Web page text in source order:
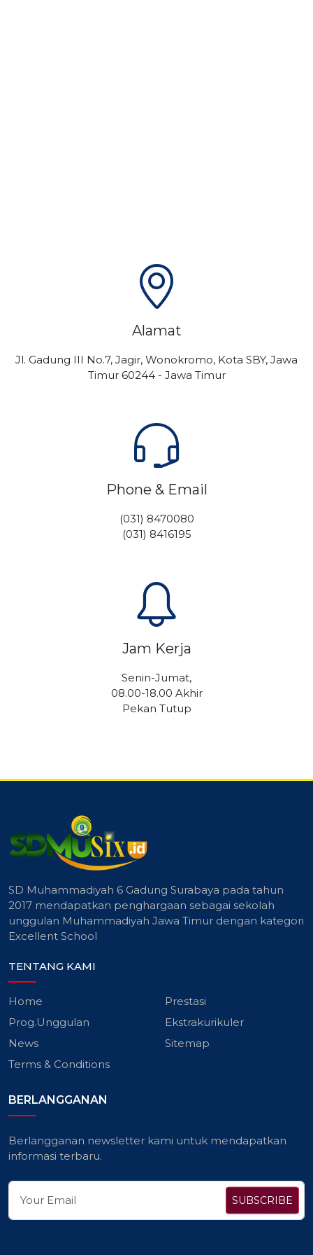
Alamat
Jl. Gadung III No.7, Jagir, Wonokromo, Kota SBY, Jawa
Timur 60244 - Jawa Timur
Phone & Email
(031) 8470080
(031) 8416195
Jam Kerja
Senin-Jumat,
08.00-18.00 Akhir
Pekan Tutup
SD Muhammadiyah 6 Gadung Surabaya pada tahun
2017 mendapatkan penghargaan sebagai sekolah
unggulan Muhammadiyah Jawa Timur dengan kategori
Excellent School
TENTANG KAMI
Home
Prestasi
Prog.Unggulan
Ekstrakurikuler
News
Sitemap
Terms & Conditions
BERLANGGANAN
Berlangganan newsletter kami untuk mendapatkan
informasi terbaru.
SUBSCRIBE